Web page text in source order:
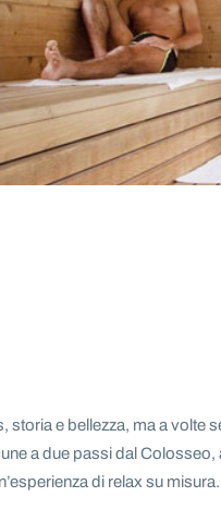
storia e bellezza, ma a volte
a due passi dal
di relax su misura.